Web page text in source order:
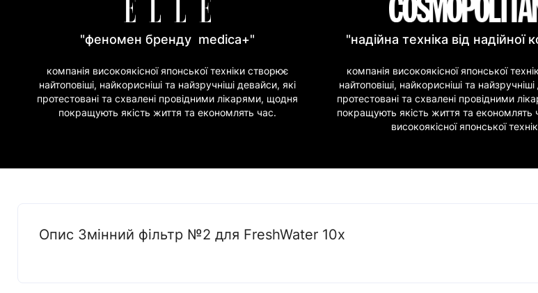
"феномен бренду medica+"
компанія високоякісної японської техніки створює
найтоповіші, найкорисніші та найзручніші девайси, які
протестовані та схвалені провідними лікарями, щодня
покращують якість життя та економлять час.
"надійна техніка від надійної
компанія високоякісної японської
найтоповіші, найкорисніші та
протестовані та схвалені провідними
покращують якість життя та економлять
високоякісної японської
Опис Змінний фільтр №2 для FreshWater 10x